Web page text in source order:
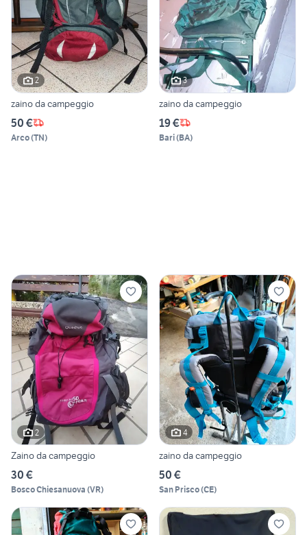
2
zaino da campeggio
50 €
Arco(TN)
3
zaino da campeggio
19 €
Bari(BA)
2
Zaino da campeggio
30 €
Bosco Chiesanuova (VR)
4
zaino da campeggio
50 €
San Prisco(CE)